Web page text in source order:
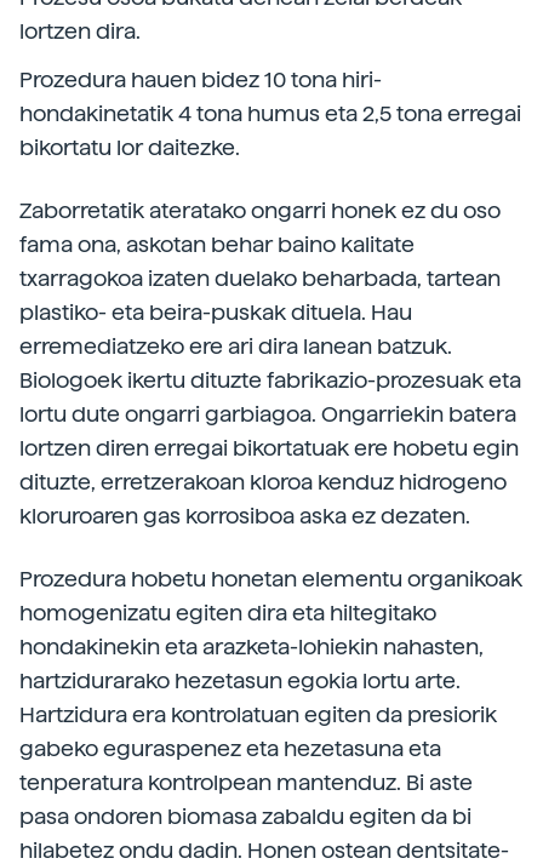
lortzen dira.
Prozedura hauen bidez 10 tona hiri-
hondakinetatik 4 tona humus eta 2,5 tona erregai
bikortatu lor daitezke.
Zaborretatik ateratako ongarri honek ez du oso
fama ona, askotan behar baino kalitate
txarragokoa izaten duelako beharbada, tartean
plastiko- eta beira-puskak dituela. Hau
erremediatzeko ere ari dira lanean batzuk.
Biologoek ikertu dituzte fabrikazio-prozesuak eta
lortu dute ongarri garbiagoa. Ongarriekin batera
lortzen diren erregai bikortatuak ere hobetu egin
dituzte, erretzerakoan kloroa kenduz hidrogeno
kloruroaren gas korrosiboa aska ez dezaten.
Prozedura hobetu honetan elementu organikoak
homogenizatu egiten dira eta hiltegitako
hondakinekin eta arazketa-lohiekin nahasten,
hartzidurarako hezetasun egokia lortu arte.
Hartzidura era kontrolatuan egiten da presiorik
gabeko eguraspenez eta hezetasuna eta
tenperatura kontrolpean mantenduz. Bi aste
pasa ondoren biomasa zabaldu egiten da bi
hilabetez ondu dadin. Honen ostean dentsitate-